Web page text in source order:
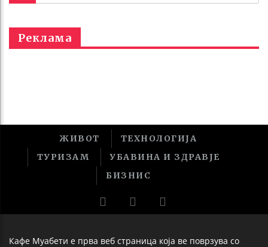
Реклама
ЖИВОТ
ТЕХНОЛОГИЈА
ТУРИЗАМ
УБАВИНА И ЗДРАВЈЕ
БИЗНИС
Кафе Муабети е прва веб страница која ве поврзува со